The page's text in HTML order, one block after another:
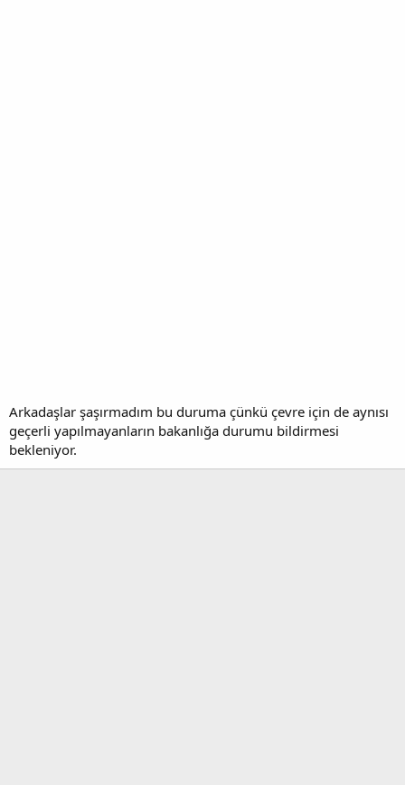
Arkadaşlar şaşırmadım bu duruma çünkü çevre için de aynısı
geçerli yapılmayanların bakanlığa durumu bildirmesi
bekleniyor.